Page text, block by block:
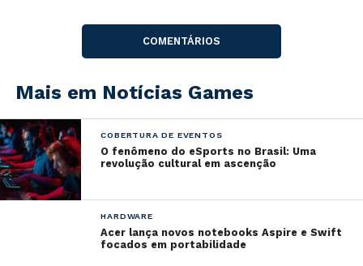
“Sempre há a possibilidade. Esses jogos são
definitivamente divertidos, e nós estamos
nós fizéssemos um, ele poderia ser um pouco
diferente! Mas nós definitivamente estamos
interessados e definitivamente há uma possibilidade
no futuro. Nós adoraríamos dar uma chance a eles
algum dia”
Apesar disso, o próximo lançamento da From Software
segue a linhasingle-player
uma forte expectativa pela narrativa proposta, o
Sekiro: Shadows Die Twice
COMENTÁRIOS
Mais em Notícias Games
COBERTURA DE EVENTOS
O fenômeno do eSports no Brasil: Uma
revolução cultural em ascenção
HARDWARE
Acer lança novos notebooks Aspire e Swift
focados em portabilidade